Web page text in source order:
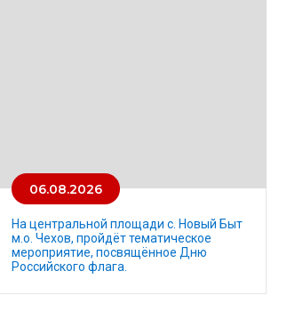
06.08.2026
На центральной площади с. Новый Быт
м.о. Чехов, пройдёт тематическое
мероприятие, посвящённое Дню
Российского флага.